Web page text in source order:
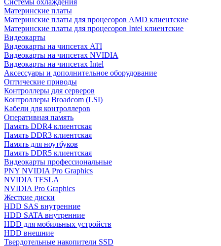
Системы охлаждения
Материнские платы
Материнские платы для процесоров AMD клиентские
Материнские платы для процесоров Intel клиентские
Видеокарты
Видеокарты на чипсетах ATI
Видеокарты на чипсетах NVIDIA
Видеокарты на чипсетах Intel
Аксессуары и дополнительное оборудование
Оптические приводы
Контроллеры для серверов
Контроллеры Broadcom (LSI)
Кабели для контроллеров
Оперативная память
Память DDR4 клиентская
Память DDR3 клиентская
Память для ноутбуков
Память DDR5 клиентская
Видеокарты профессиональные
PNY NVIDIA Pro Graphics
NVIDIA TESLA
NVIDIA Pro Graphics
Жесткие диски
HDD SAS внутренние
HDD SATA внутренние
HDD для мобильных устройств
HDD внешние
Твердотельные накопители SSD